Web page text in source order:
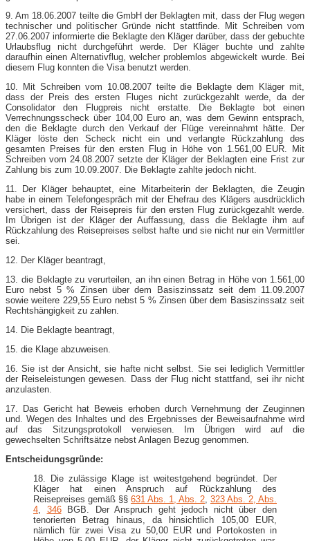
9. Am 18.06.2007 teilte die GmbH der Beklagten mit, dass der Flug wegen
technischer und politischer Gründe nicht stattfinde. Mit Schreiben vom
27.06.2007 informierte die Beklagte den Kläger darüber, dass der gebuchte
Urlaubsflug nicht durchgeführt werde. Der Kläger buchte und zahlte
daraufhin einen Alternativflug, welcher problemlos abgewickelt wurde. Bei
diesem Flug konnten die Visa benutzt werden.
10. Mit Schreiben vom 10.08.2007 teilte die Beklagte dem Kläger mit,
dass der Preis des ersten Fluges nicht zurückgezahlt werde, da der
Consolidator den Flugpreis nicht erstatte. Die Beklagte bot einen
Verrechnungsscheck über 104,00 Euro an, was dem Gewinn entsprach,
den die Beklagte durch den Verkauf der Flüge vereinnahmt hätte. Der
Kläger löste den Scheck nicht ein und verlangte Rückzahlung des
gesamten Preises für den ersten Flug in Höhe von 1.561,00 EUR. Mit
Schreiben vom 24.08.2007 setzte der Kläger der Beklagten eine Frist zur
Zahlung bis zum 10.09.2007. Die Beklagte zahlte jedoch nicht.
11. Der Kläger behauptet, eine Mitarbeiterin der Beklagten, die Zeugin
habe in einem Telefongespräch mit der Ehefrau des Klägers ausdrücklich
versichert, dass der Reisepreis für den ersten Flug zurückgezahlt werde.
Im Übrigen ist der Kläger der Auffassung, dass die Beklagte ihm auf
Rückzahlung des Reisepreises selbst hafte und sie nicht nur ein Vermittler
sei.
12. Der Kläger beantragt,
13. die Beklagte zu verurteilen, an ihn einen Betrag in Höhe von 1.561,00
Euro nebst 5 % Zinsen über dem Basiszinssatz seit dem 11.09.2007
sowie weitere 229,55 Euro nebst 5 % Zinsen über dem Basiszinssatz seit
Rechtshängigkeit zu zahlen.
14. Die Beklagte beantragt,
15. die Klage abzuweisen.
16. Sie ist der Ansicht, sie hafte nicht selbst. Sie sei lediglich Vermittler
der Reiseleistungen gewesen. Dass der Flug nicht stattfand, sei ihr nicht
anzulasten.
17. Das Gericht hat Beweis erhoben durch Vernehmung der Zeuginnen
und. Wegen des Inhaltes und des Ergebnisses der Beweisaufnahme wird
auf das Sitzungsprotokoll verwiesen. Im Übrigen wird auf die
gewechselten Schriftsätze nebst Anlagen Bezug genommen.
Entscheidungsgründe:
18. Die zulässige Klage ist weitestgehend begründet. Der
Kläger hat einen Anspruch auf Rückzahlung des
Reisepreises gemäß §§ 631 Abs. 1, Abs. 2 323 Abs. 2, Abs.
4
346BGB. Der Anspruch geht jedoch nicht über den
tenorierten Betrag hinaus, da hinsichtlich 105,00 EUR,
nämlich für zwei Visa zu 50,00 EUR und Portokosten in